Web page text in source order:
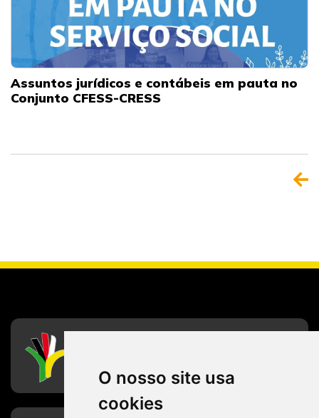
O nosso site usa
cookies
Assuntos jurídicos e contábeis em pauta no
Conjunto CFESS-CRESS